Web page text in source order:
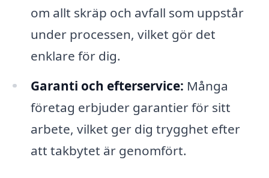
om allt skräp och avfall som uppstår
under processen, vilket gör det
enklare för dig.
Garanti och efterservice: Många
företag erbjuder garantier för sitt
arbete, vilket ger dig trygghet efter
att takbytet är genomfört.